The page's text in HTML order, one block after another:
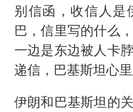
别信函，收信人是
巴，信里写的什么
一边是东边被人卡
递信，巴基斯坦心
伊朗和巴基斯坦的